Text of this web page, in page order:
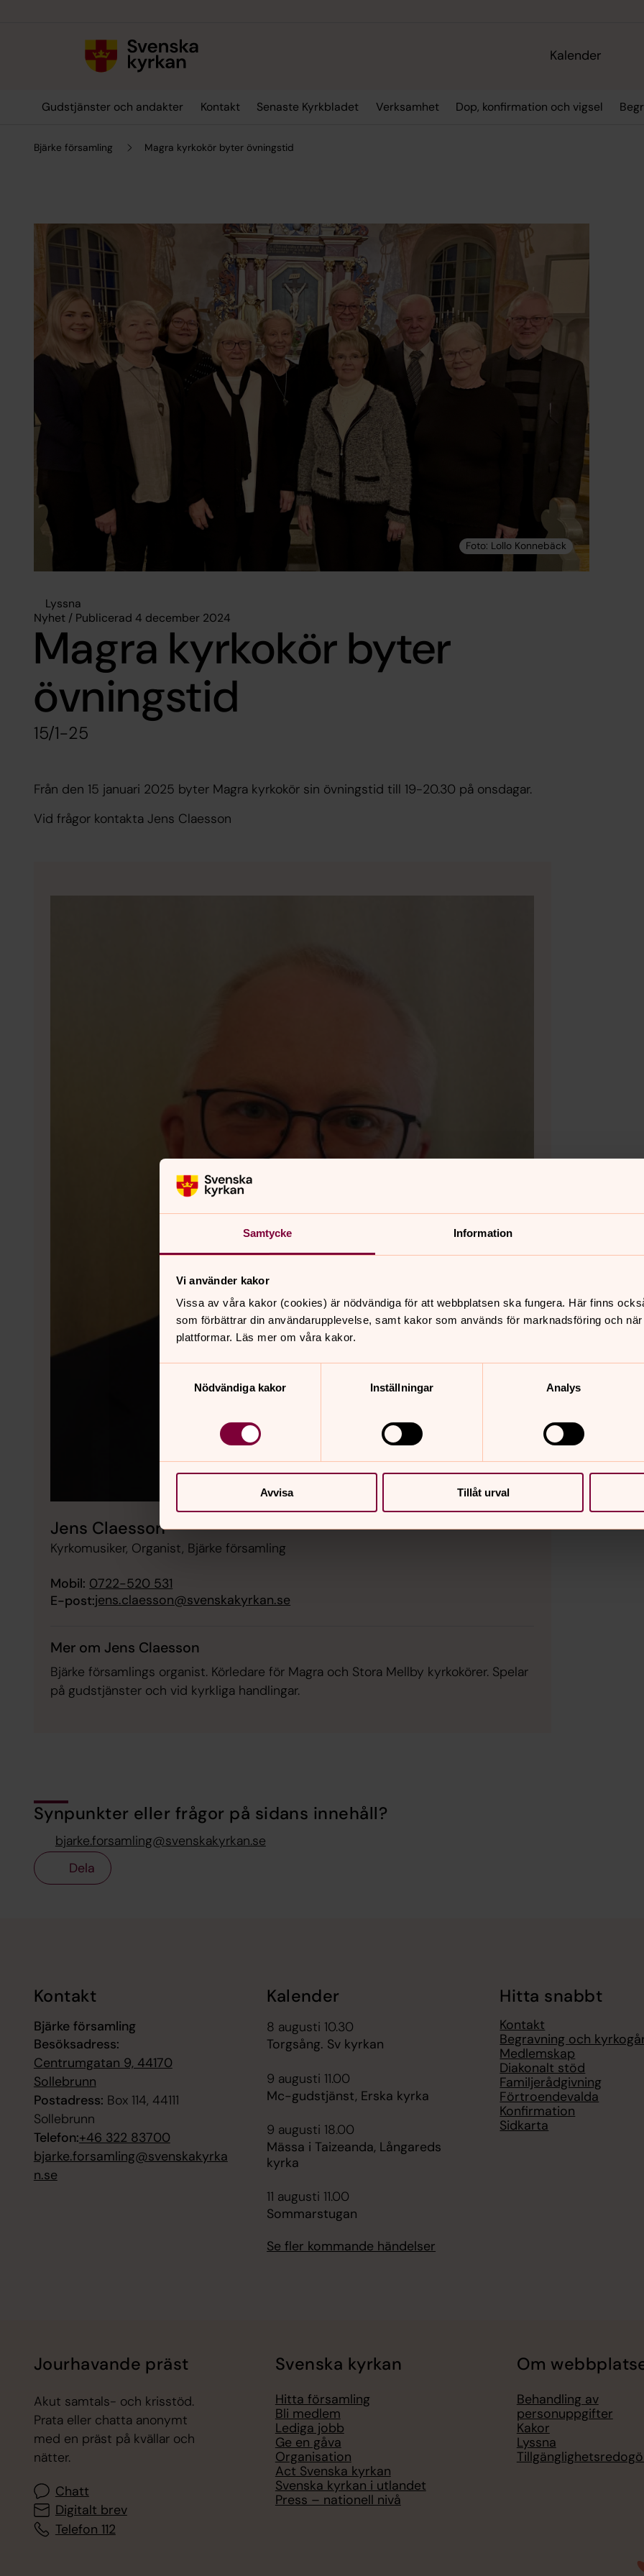
Samtycke Information
Vi använder kakor
Vissa av våra kakor (cookies) är nödvändiga för att webbplatsen ska fungera. Här finns
som förbättrar din användarupplevelse, samt kakor som används för marknadsföring och
plattformar. Läs mer om våra kakor.
Nödvändiga kakor
Inställningar Analys
Avvisa Tillåt urval
Kalender
Gudstjänster och andakter Kontakt Senaste Kyrkbladet Verksamhet Dop, konfirmation och vigsel
Bjärke församling Magra kyrkokör byter övningstid
Lyssna
Nyhet / Publicerad 4 december 2024
Magra kyrkokör byter
övningstid
15/1-25
Från den 15 januari 2025 byter Magra kyrkokör sin övningstid till 19-20.30 på onsdagar.
Vid frågor kontakta Jens Claesson
Jens Claesson
Kyrkomusiker, Organist, Bjärke församling
Mobil: 0722-520 531
E-post:jens.claesson@svenskakyrkan.se
Mer om Jens Claesson
Bjärke församlings organist. Körledare för Magra och Stora Mellby kyrkokörer. Spelar
på gudstjänster och vid kyrkliga handlingar.
Synpunkter eller frågor på sidans innehåll?
bjarke.forsamling@svenskakyrkan.se
Dela
Kontakt
Bjärke församling
Besöksadress:
Centrumgatan 9, 44170
Sollebrunn
Postadress: Box 114, 44111
Sollebrunn
Telefon:+46 322 83700
bjarke.forsamling@svenskakyrka
n.se
Kalender
8 augusti 10.30
Torgsång. Sv kyrkan
9 augusti 11.00
Mc-gudstjänst, Erska kyrka
9 augusti 18.00
Mässa i Taizeanda, Långareds
kyrka
11 augusti 11.00
Sommarstugan
Se fler kommande händelser
Hitta snabbt
Kontakt
Begravning och
Medlemskap
Diakonalt stöd
Familjerådgivning
Förtroendevalda
Konfirmation
Sidkarta
Jourhavande präst
Akut samtals- och krisstöd.
Prata eller chatta anonymt
med en präst på kvällar och
nätter.
Chatt
Digitalt brev
Telefon 112
Svenska kyrkan
Hitta församling
Bli medlem
Lediga jobb
Ge en gåva
Organisation
Act Svenska kyrkan
Svenska kyrkan i utlandet
Press – nationell nivå
Om
Behandling av
personuppgifter
Kakor
Lyssna